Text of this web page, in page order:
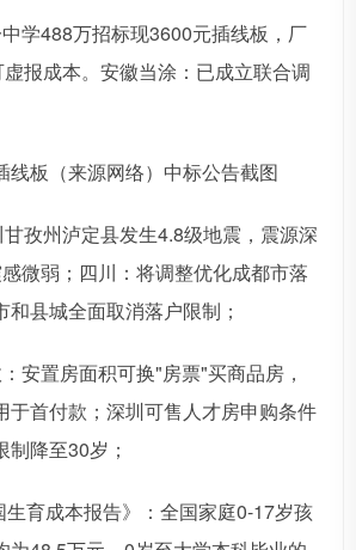
学488万招标现3600元插线板，厂
报成本。安徽当涂：已成立联合调
线板（来源网络）中标公告截图
孜州泸定县发生4.8级地震，震源深
微弱；四川：将调整优化成都市落
和县城全面取消落户限制；
安置房面积可换"房票"买商品房，
于首付款；深圳可售人才房申购条件
降至30岁；
育成本报告》：全国家庭0-17岁孩